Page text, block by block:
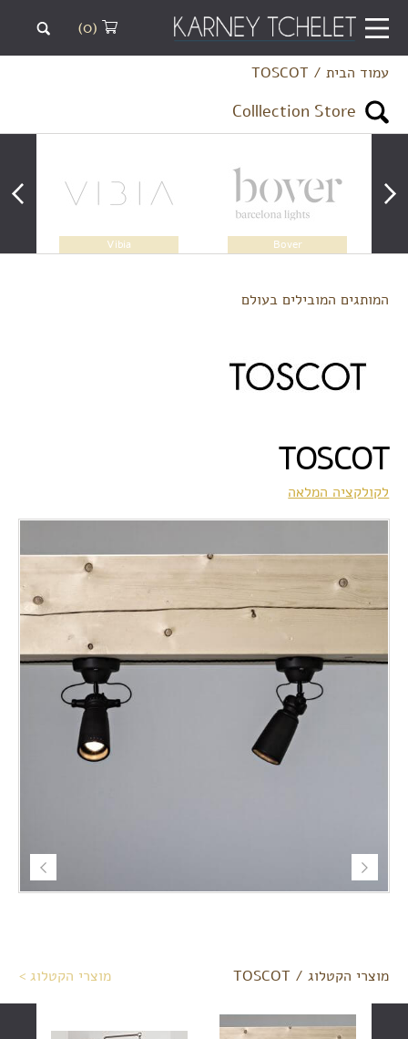
(0)
עמוד הבית/
TOSCOT
Colllection Store
Bover
Vibia
המותגים המובילים בעולם
TOSCOT
לקולקציה המלאה
מוצרי הקטלוג / TOSCOT מוצרי הקטלוג >